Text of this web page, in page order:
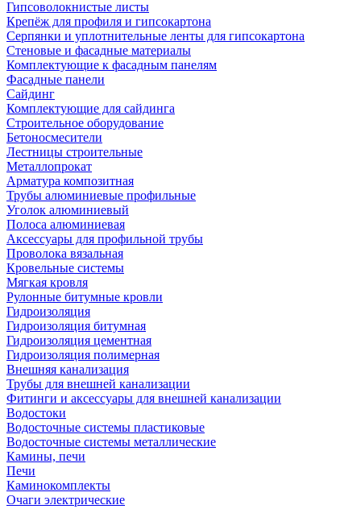
Гипсоволокнистые листы
Крепёж для профиля и гипсокартона
Серпянки и уплотнительные ленты для гипсокартона
Стеновые и фасадные материалы
Комплектующие к фасадным панелям
Фасадные панели
Сайдинг
Комплектующие для сайдинга
Строительное оборудование
Бетоносмесители
Лестницы строительные
Металлопрокат
Арматура композитная
Трубы алюминиевые профильные
Уголок алюминиевый
Полоса алюминиевая
Аксессуары для профильной трубы
Проволока вязальная
Кровельные системы
Мягкая кровля
Рулонные битумные кровли
Гидроизоляция
Гидроизоляция битумная
Гидроизоляция цементная
Гидроизоляция полимерная
Внешняя канализация
Трубы для внешней канализации
Фитинги и аксессуары для внешней канализации
Водостоки
Водосточные системы пластиковые
Водосточные системы металлические
Камины, печи
Печи
Каминокомплекты
Очаги электрические